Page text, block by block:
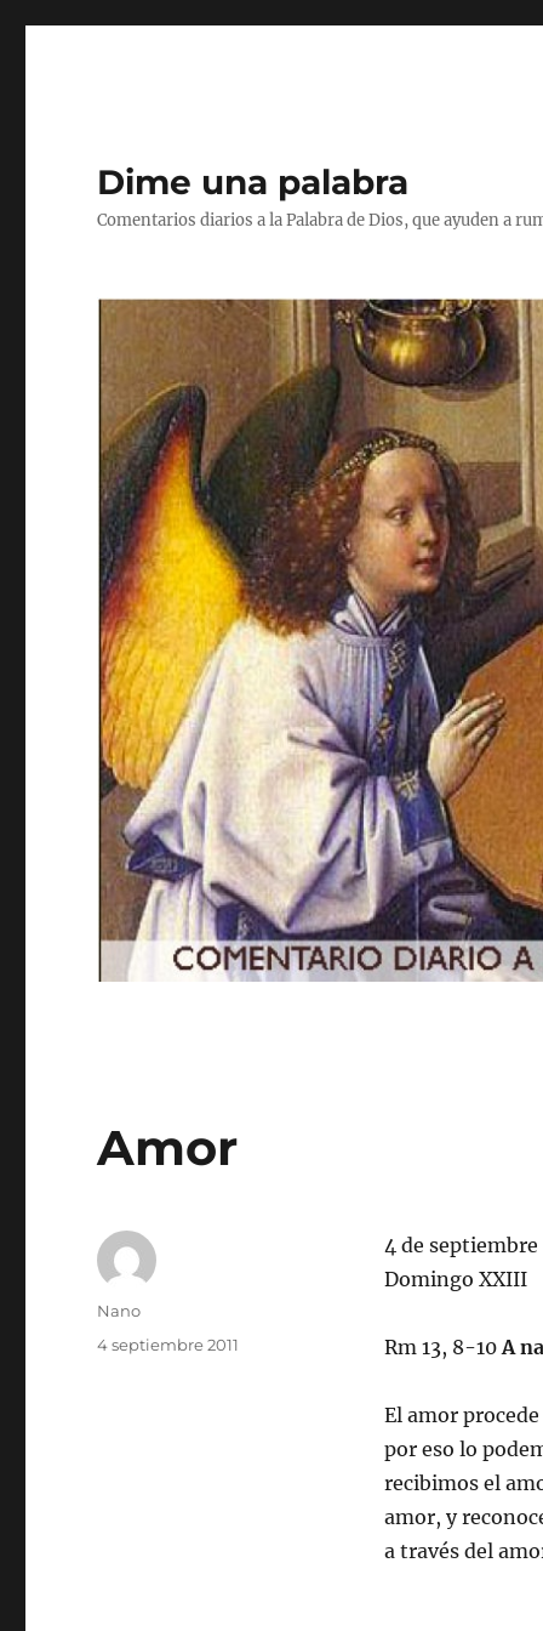
Dime una palabra
Comentarios diarios a la Palabra de Dios, que ayuden a
Amor
4 de septiembre
Domingo XXIII
Rm 13, 8-10A
El amor
por eso lo
recibimos el
amor, y
a través del
Autor
Nano
Publicado
4 septiembre 2011